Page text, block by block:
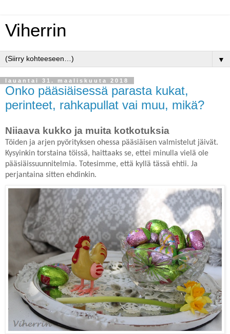
Viherrin
▼
lauantai 31. maaliskuuta 2018
Onko pääsiäisessä parasta kukat,
perinteet, rahkapullat vai muu, mikä?
Niiaava kukko ja muita kotkotuksia
Töiden ja arjen pyörityksen ohessa pääsiäisen valmistelut jäivät.
Kysyinkin torstaina töissä, haittaaks se, ettei minulla vielä ole
pääsiäissuunnitelmia. Totesimme, että kyllä tässä ehtii. Ja
perjantaina sitten ehdinkin.